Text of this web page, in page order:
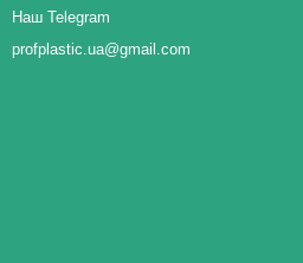
нейтралізувати конкретний тип
Наш Telegram
profplastic.ua@gmail.com